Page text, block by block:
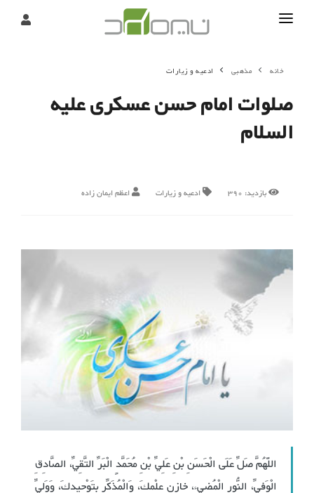
درباره
تحریریه
خانه مذهبی ادعیه و زیارات
صلوات امام حسن عسکری علیه
السلام
بازدید: 390 ادعیه و زیارات اعظم ایمان زاده
اللّٰهُمَّ صَلِّ عَلَى الْحَسَنِ بْنِ عَلِيِّ بْنِ مُحَمَّدٍ الْبَرِّ التَّقِيِّ، الصَّادِقِ
الْوَفِيِّ، النُّورِ الْمُضِيءِ، خازِنِ عِلْمِكَ، وَالْمُذَكِّرِ بِتَوْحِيدِكَ، وَوَلِيِّ